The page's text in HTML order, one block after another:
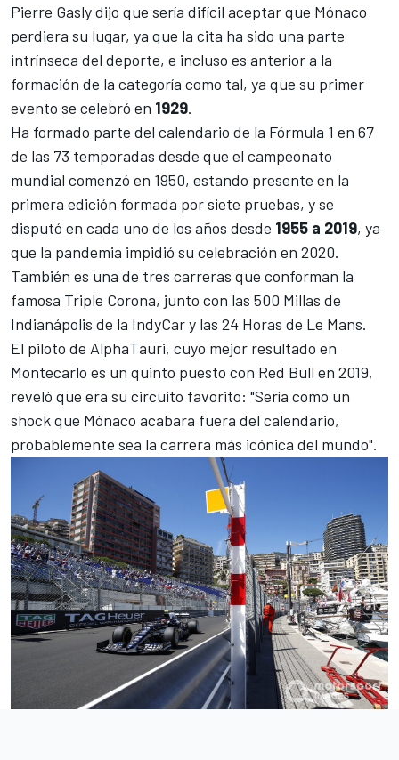
Pierre Gaslydijo que sería difícil aceptar que Mónaco
perdiera su lugar, ya que la cita ha sido una parte
intrínseca del deporte, e incluso es anterior a la
formación de la categoría como tal, ya que su primer
evento se celebró en 1929.
Ha formado parte del calendario de la Fórmula 1 en 67
de las 73 temporadas desde que el campeonato
mundial comenzó en 1950, estando presente en la
primera edición formada por siete pruebas, y se
disputó en cada uno de los años desde 1955 a 2019, ya
que la pandemia impidió su celebración en 2020.
También es una de tres carreras que conforman la
famosa Triple Corona, junto con las 500 Millas de
Indianápolis de la IndyCary las 24 Horas de Le Mans.
El piloto de AlphaTauri, cuyo mejor resultado en
Montecarlo es un quinto puesto con Red Bull en 2019,
reveló que era su circuito favorito: "Sería como un
shock que Mónaco acabara fuera del calendario,
probablemente sea la carrera más icónica del mundo".